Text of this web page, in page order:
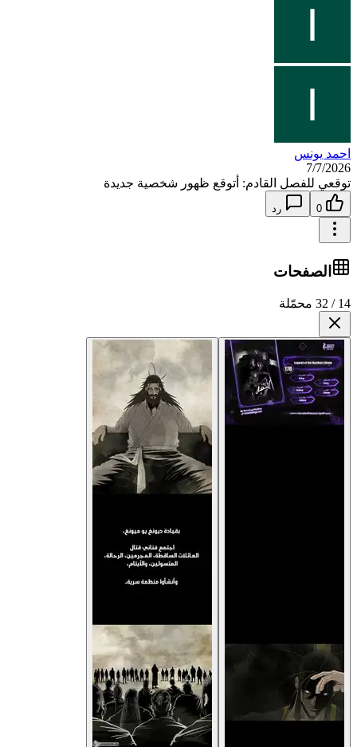
احمد يونس
7/7/2026
توقعي للفصل القادم: أتوقع ظهور شخصية جديدة
0 رد
الصفحات
14 / 32 محمّلة